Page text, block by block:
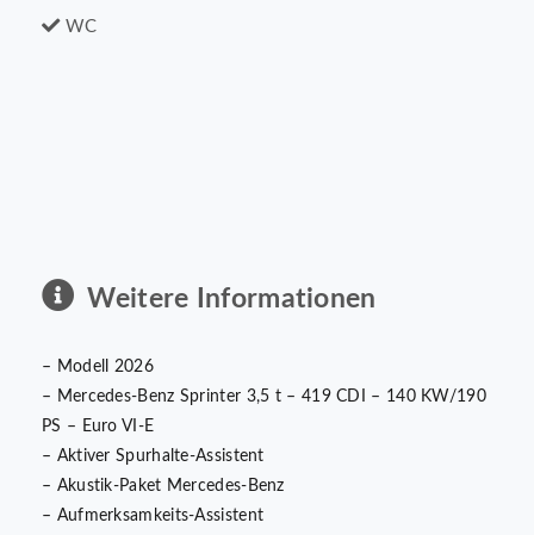
WC
Weitere Informationen
– Modell 2026
– Mercedes-Benz Sprinter 3,5 t – 419 CDI – 140 KW/190
PS – Euro VI-E
– Aktiver Spurhalte-Assistent
– Akustik-Paket Mercedes-Benz
– Aufmerksamkeits-Assistent